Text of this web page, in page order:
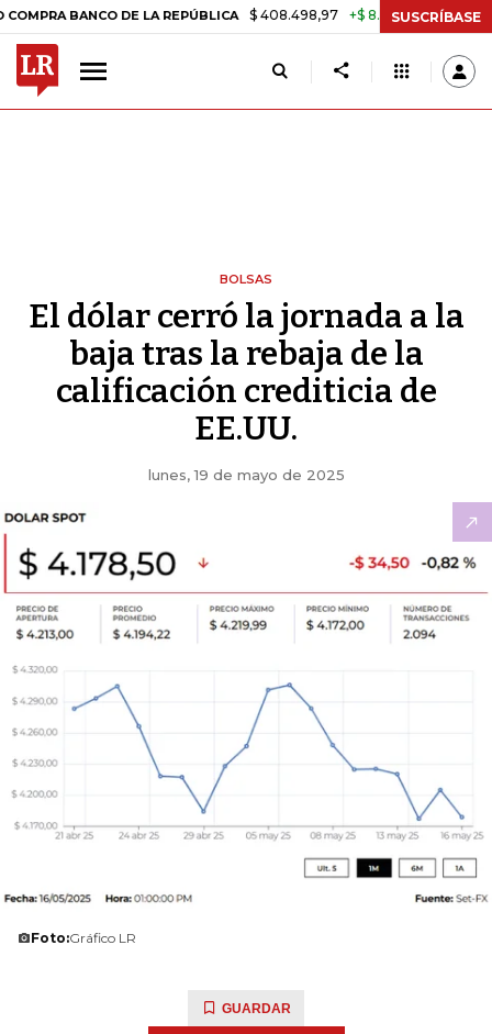
BANCO DE LA REPÚBLICA $ 408.498,97 +$ 8.753,81 +2,19% TASA
SUSCRÍBASE
BOLSAS
El dólar cerró la jornada a la
baja tras la rebaja de la
calificación crediticia de
EE.UU.
lunes, 19 de mayo de 2025
Foto:Gráfico LR
GUARDAR